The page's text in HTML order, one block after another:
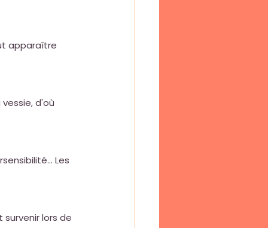
apparaître
d'où
Les
lors de